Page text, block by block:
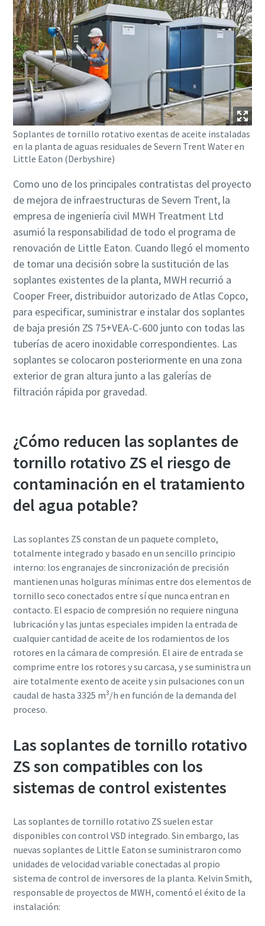
Soplantes de tornillo rotativo exentas de aceite instaladas
en la planta de aguas residuales de Severn Trent Water en
Little Eaton (Derbyshire)
Como uno de los principales contratistas del proyecto
de mejora de infraestructuras de Severn Trent, la
empresa de ingeniería civil MWH Treatment Ltd
asumió la responsabilidad de todo el programa de
renovación de Little Eaton. Cuando llegó el momento
de tomar una decisión sobre la sustitución de las
soplantes existentes de la planta, MWH recurrió a
Cooper Freer, distribuidor autorizado de Atlas Copco,
para especificar, suministrar e instalar dos soplantes
de baja presión ZS 75+VEA-C-600 junto con todas las
tuberías de acero inoxidable correspondientes. Las
soplantes se colocaron posteriormente en una zona
exterior de gran altura junto a las galerías de
filtración rápida por gravedad.
¿Cómo reducen las soplantes de
tornillo rotativo ZS el riesgo de
contaminación en el tratamiento
del agua potable?
Las soplantes ZS constan de un paquete completo,
totalmente integrado y basado en un sencillo principio
interno: los engranajes de sincronización de precisión
mantienen unas holguras mínimas entre dos elementos de
tornillo seco conectados entre sí que nunca entran en
contacto. El espacio de compresión no requiere ninguna
lubricación y las juntas especiales impiden la entrada de
cualquier cantidad de aceite de los rodamientos de los
rotores en la cámara de compresión. El aire de entrada se
comprime entre los rotores y su carcasa, y se suministra un
aire totalmente exento de aceite y sin pulsaciones con un
caudal de hasta 3325 m3/h en función de la demanda del
proceso.
Las soplantes de tornillo rotativo
ZS son compatibles con los
sistemas de control existentes
Las soplantes de tornillo rotativo ZS suelen estar
disponibles con control VSD integrado. Sin embargo, las
nuevas soplantes de Little Eaton se suministraron como
unidades de velocidad variable conectadas al propio
sistema de control de inversores de la planta. Kelvin Smith,
responsable de proyectos de MWH, comentó el éxito de la
instalación: